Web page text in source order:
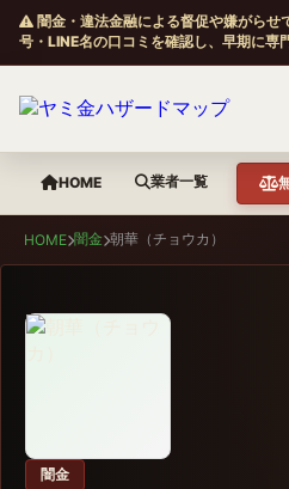
闇金・違法金融による督促や嫌がらせ
号・LINE名の口コミを確認し、早期に専
HOME 業者一覧
HOME 闇金 朝華（チョウカ）
闇金